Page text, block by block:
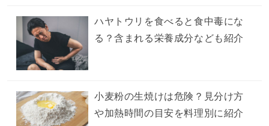
ハヤトウリを食べると食中毒にな
る？含まれる栄養成分なども紹介
小麦粉の生焼けは危険？見分け方
や加熱時間の目安を料理別に紹介